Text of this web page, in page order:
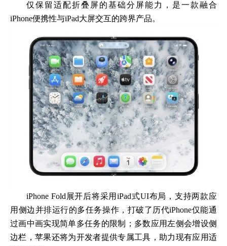
仅保留适配折叠屏的基础分屏能力，是一款融合
iPhone便携性与iPad大屏交互的跨界产品。
iPhone Fold展开后将采用iPad式UI布局，支持两款应
用侧边并排运行的多任务操作，打破了历代iPhone仅能通
过画中画实现简单多任务的限制；多数应用左侧会增设侧
边栏，苹果还将为开发者提供专属工具，助力现有应用适